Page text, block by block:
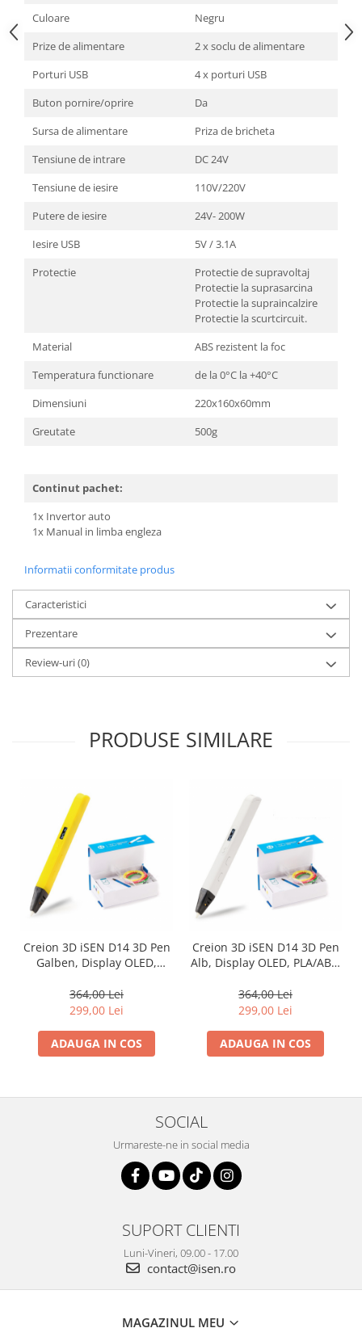
Culoare
Negru
Prize de alimentare
2 x soclu de alimentare
Porturi USB
4 x porturi USB
Buton pornire/oprire
Da
Sursa de alimentare
Priza de bricheta
Tensiune de intrare
DC 24V
Tensiune de iesire
110V/220V
Putere de iesire
24V- 200W
Iesire USB
5V / 3.1A
Protectie
Protectie de supravoltaj
Protectie la suprasarcina
Protectie la supraincalzire
Protectie la scurtcircuit.
Material
ABS rezistent la foc
Temperatura functionare
de la 0°C la +40°C
Dimensiuni
220x160x60mm
Greutate
500g
Continut pachet:
1x Invertor auto
1x Manual in limba engleza
Informatii conformitate produs
Caracteristici
Prezentare
Review-uri(0)
PRODUSE SIMILARE
Creion 3D iSEN D14 3D Pen
Galben, Display OLED,
364,00 Lei
299,00 Lei
ADAUGA IN COS
Creion 3D iSEN D14 3D Pen
Alb, Display OLED, PLA/ABS,
364,00 Lei
299,00 Lei
ADAUGA IN COS
SOCIAL
Urmareste-ne in social media
SUPORT CLIENTI
Luni-Vineri, 09.00 - 17.00
contact@isen.ro
MAGAZINUL MEU